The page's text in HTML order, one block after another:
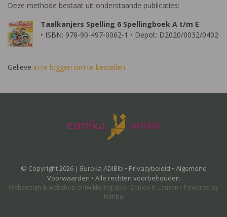
Deze methode bestaat uit onderstaande publicaties:
Taalkanjers Spelling 6 Spellingboek A t/m E
• ISBN: 978-90-497-0062-1 • Depot: D2020/0032/0402
Gelieve in te loggen om te bestellen.
© Copyright 2026 | Eureka ADIBib • Privacybeleid • Algemene
Voorwaarden • Alle rechten voorbehouden
Webdesign & webshop ontwikkeling door Zenjoy in Leuven • Powered by
Nimbu